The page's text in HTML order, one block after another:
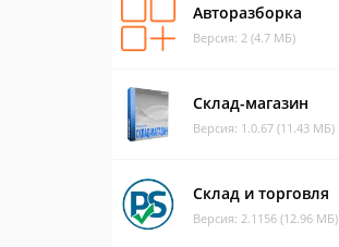
Авторазборка
Версия: 2 (4.7 МБ)
Склад-магазин
Версия: 1.0.67 (11.43 МБ)
Склад и торговля
Версия: 2.1156 (12.96 МБ)